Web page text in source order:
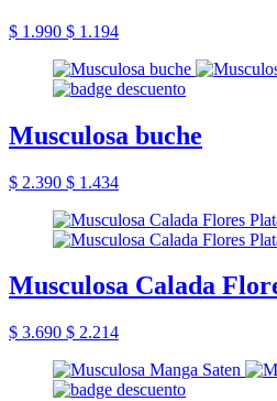
$ 1.990 $ 1.194
Musculosa buche
$ 2.390 $ 1.434
Musculosa Calada
$ 3.690 $ 2.214